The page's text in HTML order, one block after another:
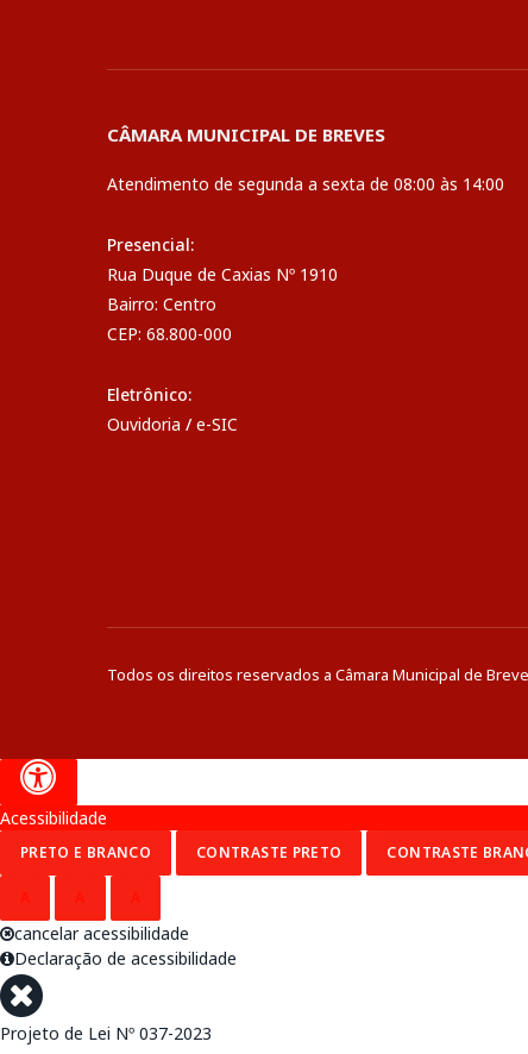
CÂMARA MUNICIPAL DE BREVES
Atendimento de segunda a sexta de 08:00 às 14:00
Presencial:
Rua Duque de Caxias Nº 1910
Bairro: Centro
CEP: 68.800-000
Eletrônico:
Ouvidoria / e-SIC
Todos os direitos reservados a Câmara Municipal de
Acessibilidade
PRETO E BRANCO CONTRASTE PRETO CONTRASTE
cancelar acessibilidade
Declaração de acessibilidade
Projeto de Lei Nº 037-2023